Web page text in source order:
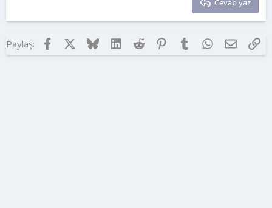
Cevap yaz
Paylaş: Facebook BlueskyLinkedInReddit Pinterest
Tumblr WhatsApp
E-posta